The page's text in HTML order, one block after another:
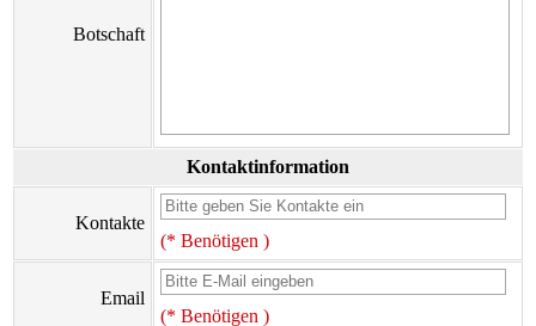
Botschaft
Kontaktinformation
Kontakte
(* Benötigen )
Email
(* Benötigen )